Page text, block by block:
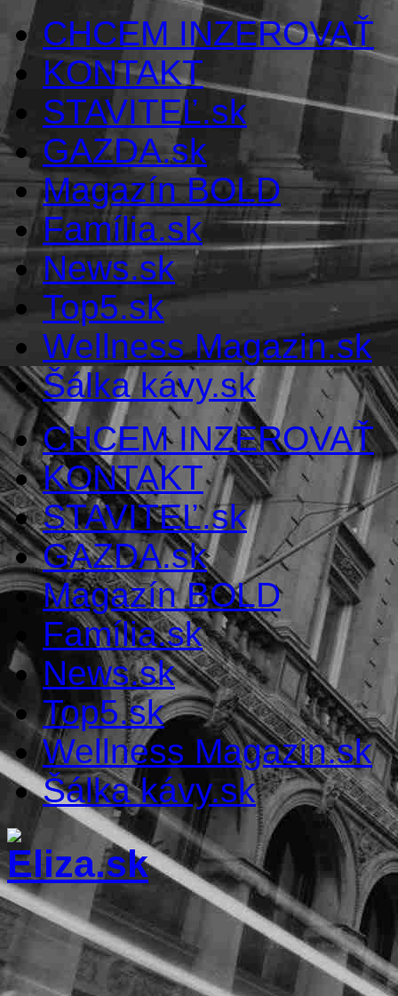
CHCEM INZEROVAŤ
KONTAKT
STAVITEĽ.sk
GAZDA.sk
Magazín BOLD
Família.sk
News.sk
Top5.sk
Wellness Magazin.sk
Šálka kávy.sk
CHCEM INZEROVAŤ
KONTAKT
STAVITEĽ.sk
GAZDA.sk
Magazín BOLD
Família.sk
News.sk
Top5.sk
Wellness Magazin.sk
Šálka kávy.sk